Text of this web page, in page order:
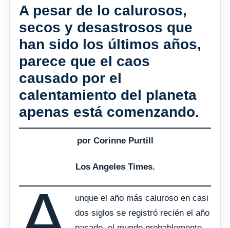
A pesar de lo calurosos,
secos y desastrosos que
han sido los últimos años,
parece que el caos
causado por el
calentamiento del planeta
apenas está comenzando.
por Corinne Purtill
Los Angeles Times.
unque el año más caluroso en casi
dos siglos se registró recién el año